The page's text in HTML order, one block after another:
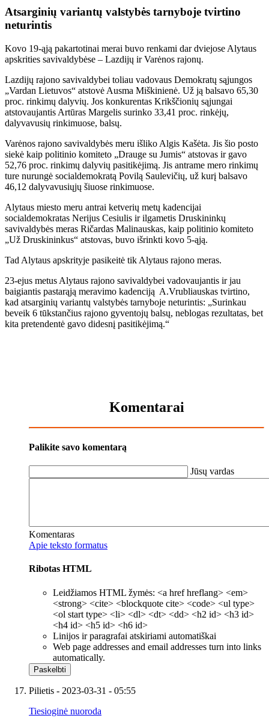
Atsarginių variantų valstybės tarnyboje tvirtino
neturintis
Kovo 19-ąją pakartotinai merai buvo renkami dar dviejose Alytaus
apskrities savivaldybėse – Lazdijų ir Varėnos rajonų.
Lazdijų rajono savivaldybei toliau vadovaus Demokratų sąjungos
„Vardan Lietuvos“ atstovė Ausma Miškinienė. Už ją balsavo 65,30
proc. rinkimų dalyvių. Jos konkurentas Krikščionių sąjungai
atstovaujantis Artūras Margelis surinko 33,41 proc. rinkėjų,
dalyvavusių rinkimuose, balsų.
Varėnos rajono savivaldybės meru išliko Algis Kašėta. Jis šio posto
siekė kaip politinio komiteto „Drauge su Jumis“ atstovas ir gavo
52,76 proc. rinkimų dalyvių pasitikėjimą. Jis antrame mero rinkimų
ture nurungė socialdemokratą Povilą Saulevičių, už kurį balsavo
46,12 dalyvavusiųjų šiuose rinkimuose.
Alytaus miesto meru antrai ketverių metų kadencijai
socialdemokratas Nerijus Cesiulis ir ilgametis Druskininkų
savivaldybės meras Ričardas Malinauskas, kaip politinio komiteto
„Už Druskininkus“ atstovas, buvo išrinkti kovo 5-ąją.
Tad Alytaus apskrityje pasikeitė tik Alytaus rajono meras.
23-ejus metus Alytaus rajono savivaldybei vadovaujantis ir jau
baigiantis pastarąją meravimo kadenciją A.Vrubliauskas tvirtino,
kad atsarginių variantų valstybės tarnyboje neturintis: „Surinkau
beveik 6 tūkstančius rajono gyventojų balsų, neblogas rezultatas, bet
kita pretendentė gavo didesnį pasitikėjimą.“
Komentarai
Palikite savo komentarą
Jūsų vardas
Komentaras
Apie teksto formatus
Ribotas HTML
Leidžiamos HTML žymės: <a href hreflang> <em>
<strong> <cite> <blockquote cite> <code> <ul type>
<ol start type> <li> <dl> <dt> <dd> <h2 id> <h3 id>
<h4 id> <h5 id> <h6 id>
Linijos ir paragrafai atskiriami automatiškai
Web page addresses and email addresses turn into links
automatically.
Pilietis - 2023-03-31 - 05:55
Tiesioginė nuoroda